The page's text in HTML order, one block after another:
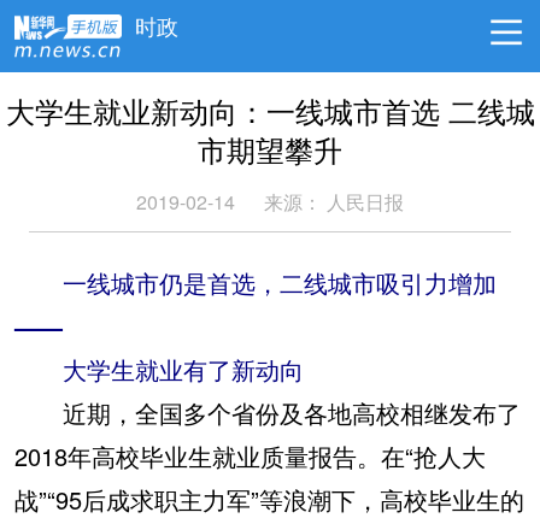
时政
大学生就业新动向：一线城市首选 二线城
市期望攀升
2019-02-14 来源： 人民日报
一线城市仍是首选，二线城市吸引力增加
——
大学生就业有了新动向
近期，全国多个省份及各地高校相继发布了
2018年高校毕业生就业质量报告。在“抢人大
战”“95后成求职主力军”等浪潮下，高校毕业生的